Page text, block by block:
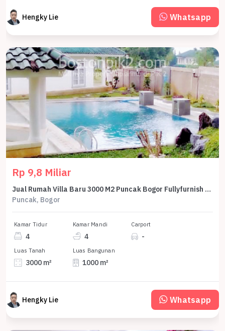
Hengky Lie Whatsapp
Rp 9,8 Miliar
Jual Rumah Villa Baru 3000 M2 Puncak Bogor Fullyfurnish Mewah Ada Swimming Pool
Puncak, Bogor
Kamar Tidur
4
Kamar Mandi
4
Carport
-
Luas Tanah
3000 m²
Luas Bangunan
1000 m²
Hengky Lie Whatsapp